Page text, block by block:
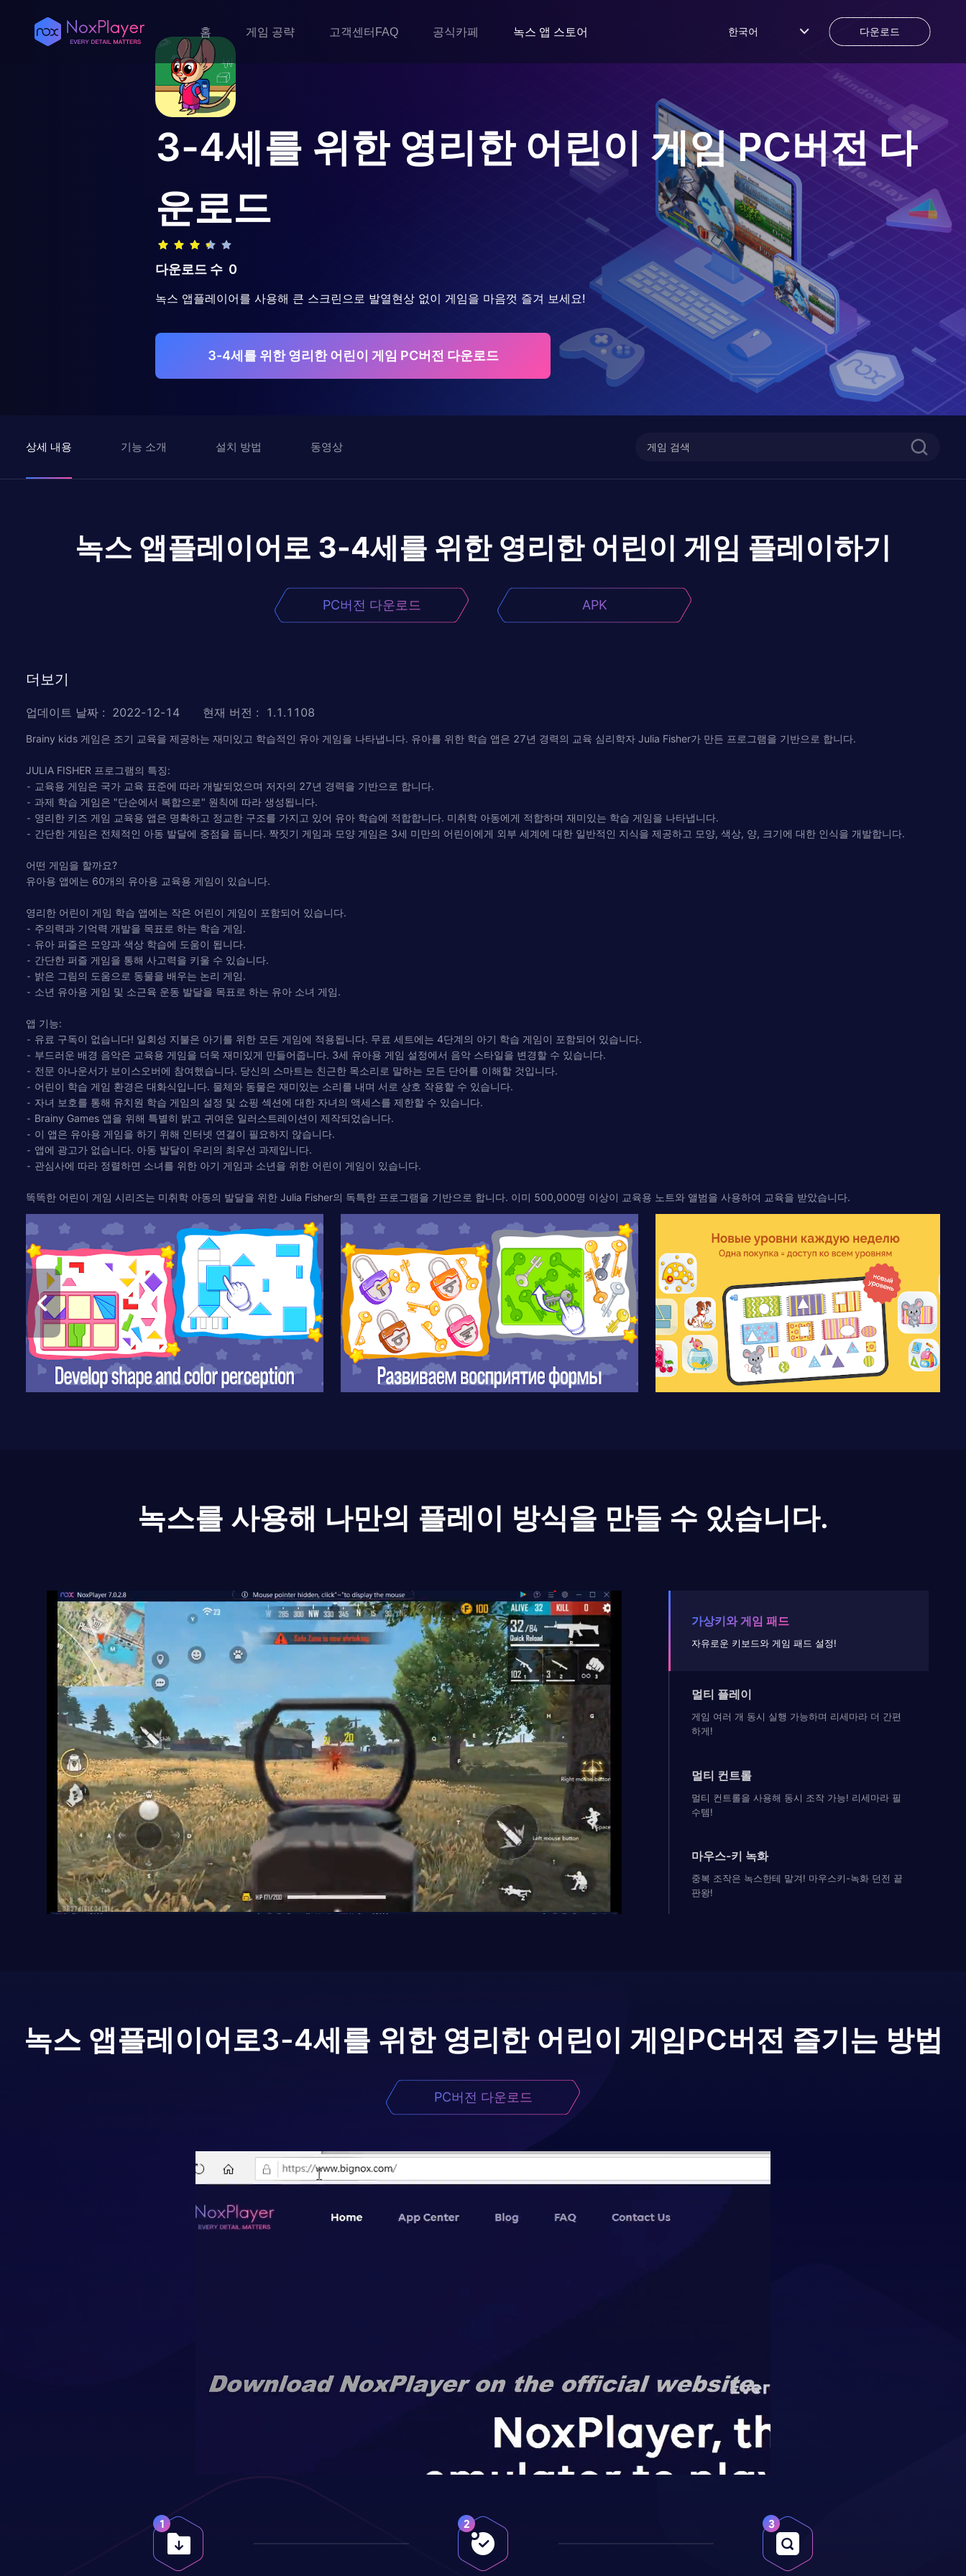
홈 게임 공략 고객센터FAQ 공식카페 녹스 앱 스토어 한국어 다운로드
3-4세를 위한 영리한 어린이 게임PC버전 다
운로드
다운로드 수 0
녹스 앱플레이어를 사용해 큰 스크린으로 발열현상 없이 게임을 마음껏 즐겨 보세요!
3-4세를 위한 영리한 어린이 게임 PC버전 다운로드
상세 내용 기능 소개 설치 방법 동영상
녹스 앱플레이어로 3-4세를 위한 영리한 어린이 게임 플레이하기
PC버전 다운로드 APK
더보기
업데이트 날짜 : 2022-12-14 현재 버전 : 1.1.1108
Brainy kids 게임은 조기 교육을 제공하는 재미있고 학습적인 유아 게임을 나타냅니다. 유아를 위한 학습 앱은 27년 경력의 교육 심리학자 Julia Fisher가 만든 프로그램을 기반으로 합니다.
JULIA FISHER 프로그램의 특징:
⁃ 교육용 게임은 국가 교육 표준에 따라 개발되었으며 저자의 27년 경력을 기반으로 합니다.
⁃ 과제 학습 게임은 "단순에서 복합으로" 원칙에 따라 생성됩니다.
⁃ 영리한 키즈 게임 교육용 앱은 명확하고 정교한 구조를 가지고 있어 유아 학습에 적합합니다. 미취학 아동에게 적합하며 재미있는 학습 게임을 나타냅니다.
⁃ 간단한 게임은 전체적인 아동 발달에 중점을 둡니다. 짝짓기 게임과 모양 게임은 3세 미만의 어린이에게 외부 세계에 대한 일반적인 지식을 제공하고 모양, 색상, 양, 크기에 대한 인식을 개발합니다.
어떤 게임을 할까요?
유아용 앱에는 60개의 유아용 교육용 게임이 있습니다.
영리한 어린이 게임 학습 앱에는 작은 어린이 게임이 포함되어 있습니다.
⁃ 주의력과 기억력 개발을 목표로 하는 학습 게임.
⁃ 유아 퍼즐은 모양과 색상 학습에 도움이 됩니다.
⁃ 간단한 퍼즐 게임을 통해 사고력을 키울 수 있습니다.
⁃ 밝은 그림의 도움으로 동물을 배우는 논리 게임.
⁃ 소년 유아용 게임 및 소근육 운동 발달을 목표로 하는 유아 소녀 게임.
앱 기능:
⁃ 유료 구독이 없습니다! 일회성 지불은 아기를 위한 모든 게임에 적용됩니다. 무료 세트에는 4단계의 아기 학습 게임이 포함되어 있습니다.
⁃ 부드러운 배경 음악은 교육용 게임을 더욱 재미있게 만들어줍니다. 3세 유아용 게임 설정에서 음악 스타일을 변경할 수 있습니다.
⁃ 전문 아나운서가 보이스오버에 참여했습니다. 당신의 스마트는 친근한 목소리로 말하는 모든 단어를 이해할 것입니다.
⁃ 어린이 학습 게임 환경은 대화식입니다. 물체와 동물은 재미있는 소리를 내며 서로 상호 작용할 수 있습니다.
⁃ 자녀 보호를 통해 유치원 학습 게임의 설정 및 쇼핑 섹션에 대한 자녀의 액세스를 제한할 수 있습니다.
⁃ Brainy Games 앱을 위해 특별히 밝고 귀여운 일러스트레이션이 제작되었습니다.
⁃ 이 앱은 유아용 게임을 하기 위해 인터넷 연결이 필요하지 않습니다.
⁃ 앱에 광고가 없습니다. 아동 발달이 우리의 최우선 과제입니다.
⁃ 관심사에 따라 정렬하면 소녀를 위한 아기 게임과 소년을 위한 어린이 게임이 있습니다.
똑똑한 어린이 게임 시리즈는 미취학 아동의 발달을 위한 Julia Fisher의 독특한 프로그램을 기반으로 합니다. 이미 500,000명 이상이 교육용 노트와 앨범을 사용하여 교육을 받았습니다.
녹스를 사용해 나만의 플레이 방식을 만들 수 있습니다.
가상키와 게임 패드
자유로운 키보드와 게임 패드 설정!
멀티 플레이
게임 여러 개 동시 실행 가능하며 리세마라 더 간편
하게!
멀티 컨트롤
멀티 컨트롤을 사용해 동시 조작 가능! 리세마라 필
수템!
마우스-키 녹화
중복 조작은 녹스한테 맡겨! 마우스키-녹화 던전 끝
판왕!
녹스 앱플레이어로3-4세를 위한 영리한 어린이 게임PC버전 즐기는 방법
PC버전 다운로드